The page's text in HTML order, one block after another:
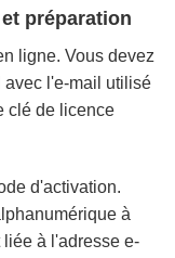
préparation
ligne. Vous devez
avec l'e-mail utilisé
clé de licence
d'activation.
à
à l'adresse e-